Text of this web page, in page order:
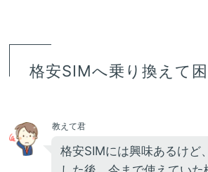
格安SIMへ乗り換えて
教えて君
格安SIMには興味あるけど